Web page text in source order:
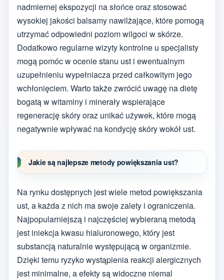
nadmiernej ekspozycji na słońce oraz stosować
wysokiej jakości balsamy nawilżające, które pomogą
utrzymać odpowiedni poziom wilgoci w skórze.
Dodatkowo regularne wizyty kontrolne u specjalisty
mogą pomóc w ocenie stanu ust i ewentualnym
uzupełnieniu wypełniacza przed całkowitym jego
wchłonięciem. Warto także zwrócić uwagę na dietę
bogatą w witaminy i minerały wspierające
regenerację skóry oraz unikać używek, które mogą
negatywnie wpływać na kondycję skóry wokół ust.
Jakie są najlepsze metody powiększania ust?
Na rynku dostępnych jest wiele metod powiększania
ust, a każda z nich ma swoje zalety i ograniczenia.
Najpopularniejszą i najczęściej wybieraną metodą
jest iniekcja kwasu hialuronowego, który jest
substancją naturalnie występującą w organizmie.
Dzięki temu ryzyko wystąpienia reakcji alergicznych
jest minimalne, a efekty są widoczne niemal